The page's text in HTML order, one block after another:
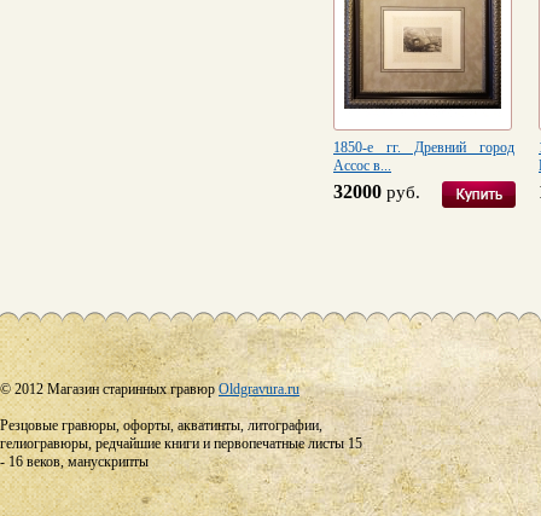
1850-е гг. Древний город
Ассос в...
32000 руб.
© 2012 Магазин старинных гравюрOldgravura.ru
Резцовые гравюры, офорты, акватинты, литографии,
гелиогравюры, редчайшие книги и первопечатные листы 15
- 16 веков, манускрипты